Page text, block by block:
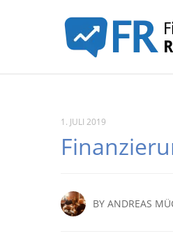
1. JULI 2019
BY ANDREAS